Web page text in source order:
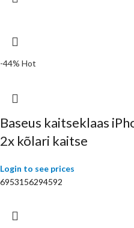
-44% Hot
Baseus kaitseklaas
2x kõlari kaitse
Login to see prices
6953156294592